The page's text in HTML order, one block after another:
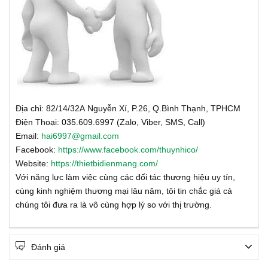
Địa chỉ: 82/14/32A Nguyễn Xí, P.26, Q.Bình Thạnh, TPHCM
Điện Thoại: 035.609.6997 (Zalo, Viber, SMS, Call)
Email: hai6997@gmail.com
Facebook: https://www.facebook.com/thuynhico/
Website: https://thietbidienmang.com/
Với năng lực làm việc cùng các đối tác thương hiệu uy tín,
cùng kinh nghiệm thương mại lâu năm, tôi tin chắc giá cả
chúng tôi đưa ra là vô cùng hợp lý so với thị trường.
Đánh giá